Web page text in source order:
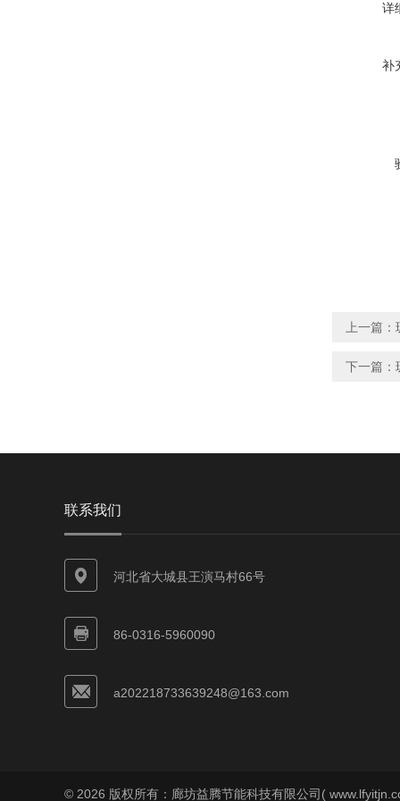
详
补
上一篇：
下一篇：
联系我们
河北省大城县王演马村66号
86-0316-5960090
a202218733639248@163.com
© 2026 版权所有：廊坊益腾节能科技有限公司(